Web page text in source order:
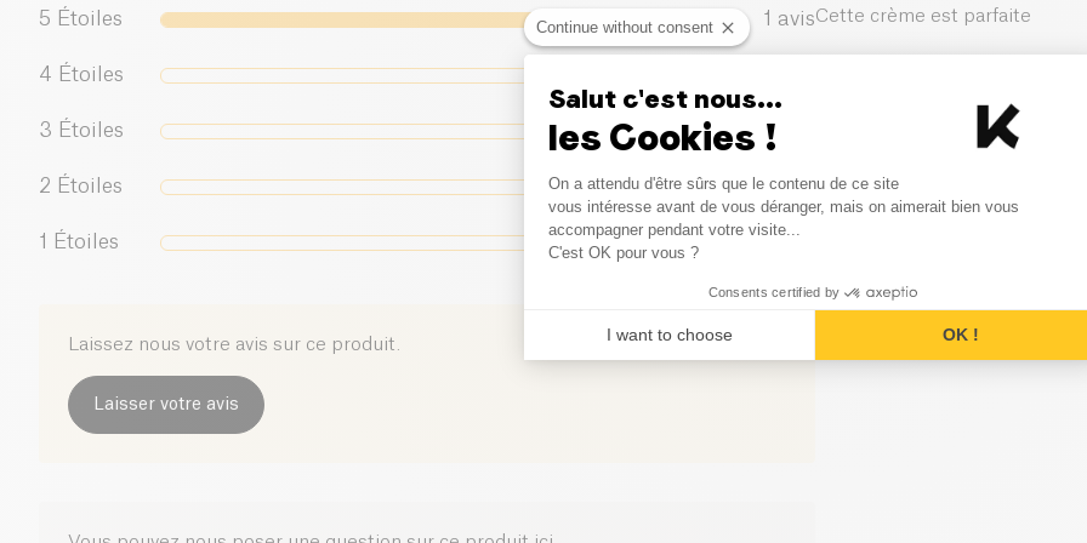
5 Étoiles 1 avis
4 Étoiles
3 Étoiles 0
2 Étoiles 0 avis
1 Étoiles 0 avis
Laissez nous votre avis sur ce produit.
Laisser votre avis
Cette crème est parfaite
Continue without consent
Salut c'est nous...
les Cookies !
Consent Management
On a attendu d'être sûrs que le contenu de ce site
vous intéresse avant de vous déranger, mais on aimerait bien vous
accompagner pendant votre visite...
C'est OK pour vous ?
Consents certified by
I want to choose OK !
Axeptio consent